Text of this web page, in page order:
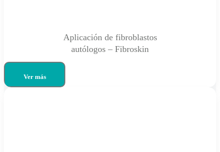
Aplicación de fibroblastos
autólogos – Fibroskin
Ver más